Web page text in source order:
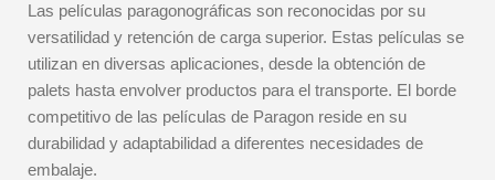
Las películas paragonográficas son reconocidas por su
versatilidad y retención de carga superior. Estas películas se
utilizan en diversas aplicaciones, desde la obtención de
palets hasta envolver productos para el transporte. El borde
competitivo de las películas de Paragon reside en su
durabilidad y adaptabilidad a diferentes necesidades de
embalaje.